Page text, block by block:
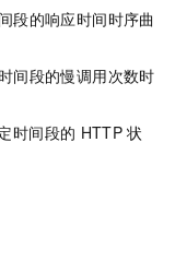
段的响应时间时序曲
间段的慢调用次数时
时间段的 HTTP 状